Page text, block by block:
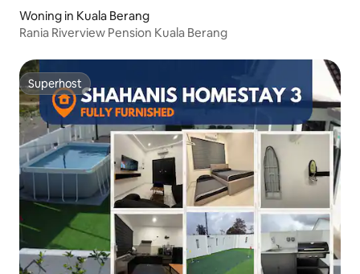
Woning in Kuala Berang
Rania Riverview Pension Kuala Berang
Superhost
Superhost